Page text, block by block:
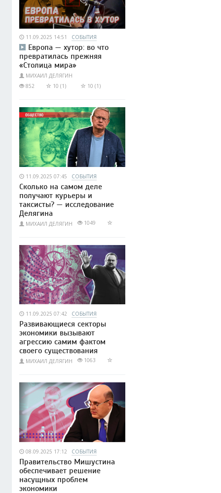
11.09.2025 14:51 СОБЫТИЯ
Европа — хутор: во что
превратилась прежняя
«Столица мира»
МИХАИЛ ДЕЛЯГИН
852
10 (1) 10 (1)
11.09.2025 07:45 СОБЫТИЯ
Сколько на самом деле
получают курьеры и
таксисты? — исследование
Делягина
МИХАИЛ ДЕЛЯГИН 1049
11.09.2025 07:42 СОБЫТИЯ
Развивающиеся секторы
экономики вызывают
агрессию самим фактом
своего существования
МИХАИЛ ДЕЛЯГИН 1063
08.09.2025 17:12 СОБЫТИЯ
Правительство Мишустина
обеспечивает решение
насущных проблем
экономики